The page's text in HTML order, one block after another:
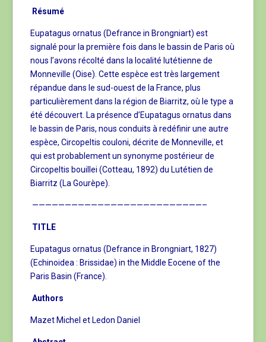
Résumé
Eupatagus ornatus (Defrance in Brongniart) est
signalé pour la première fois dans le bassin de Paris où
nous l’avons récolté dans la localité lutétienne de
Monneville (Oise). Cette espèce est très largement
répandue dans le sud-ouest de la France, plus
particulièrement dans la région de Biarritz, où le type a
été découvert. La présence d’Eupatagus ornatus dans
le bassin de Paris, nous conduits à redéfinir une autre
espèce, Circopeltis couloni, décrite de Monneville, et
qui est probablement un synonyme postérieur de
Circopeltis bouillei (Cotteau, 1892) du Lutétien de
Biarritz (La Gourèpe).
——————————————————————————–
TITLE
Eupatagus ornatus (Defrance in Brongniart, 1827)
(Echinoidea : Brissidae) in the Middle Eocene of the
Paris Basin (France).
Authors
Mazet Michel et Ledon Daniel